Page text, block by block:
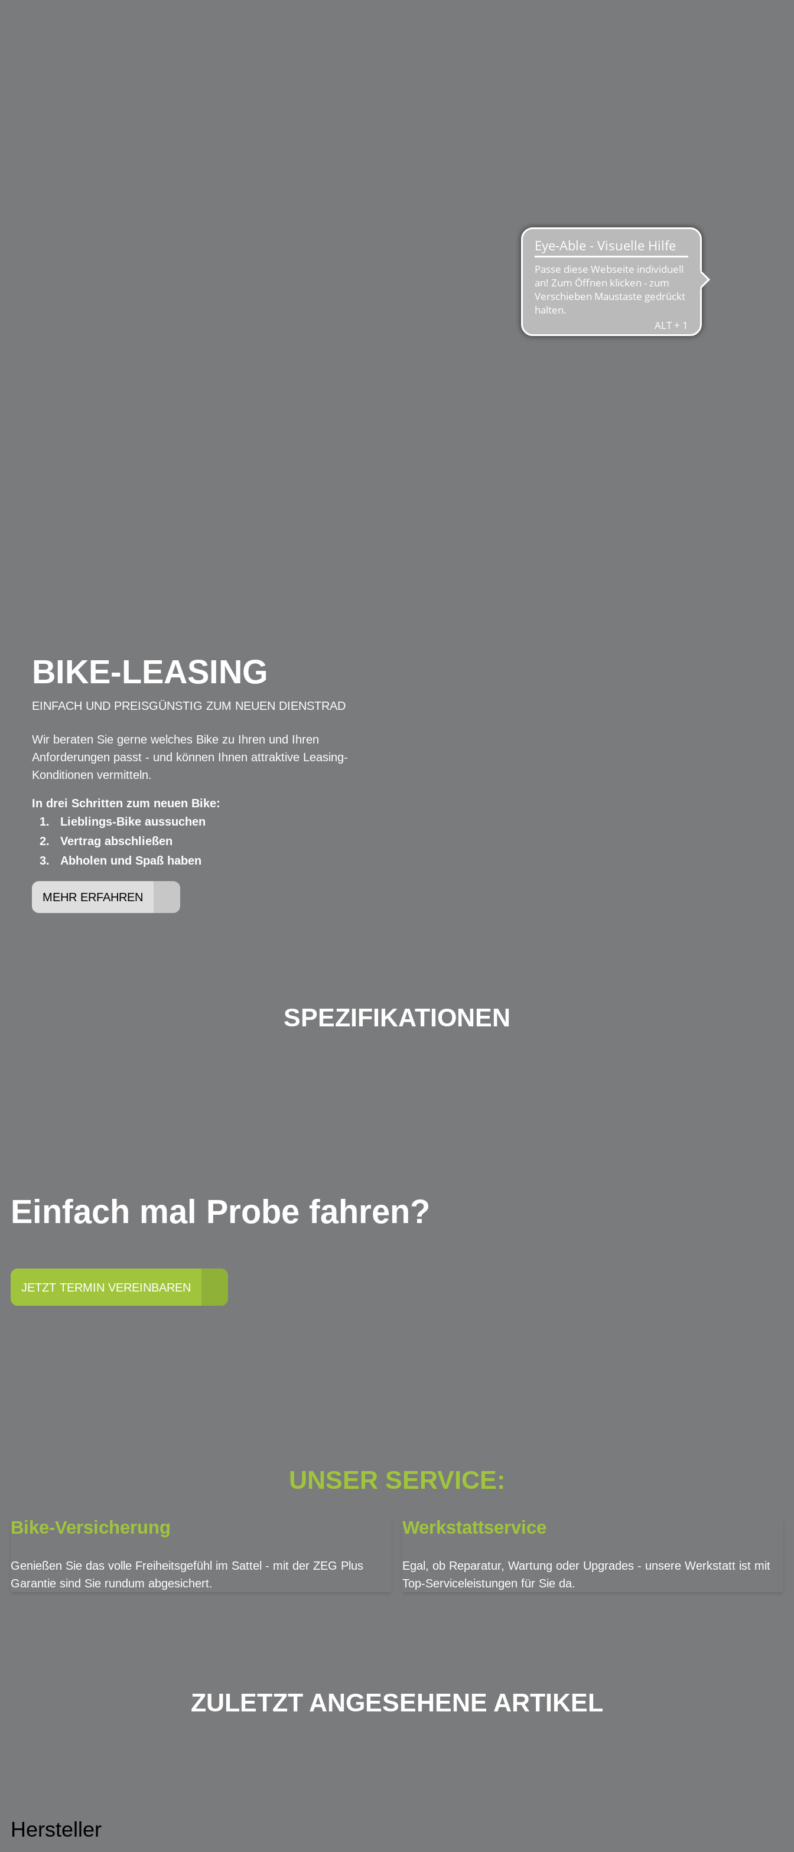
BIKE-LEASING
EINFACH UND PREISGÜNSTIG ZUM NEUEN DIENSTRAD
Wir beraten Sie gerne welches Bike zu Ihren und Ihren
Anforderungen passt - und können Ihnen attraktive Leasing-
Konditionen vermitteln.
In drei Schritten zum neuen Bike:
Lieblings-Bike aussuchen
Vertrag abschließen
Abholen und Spaß haben
MEHR ERFAHREN
SPEZIFIKATIONEN
Einfach mal Probe fahren?
JETZT TERMIN VEREINBAREN
UNSER SERVICE:
Bike-Versicherung
Genießen Sie das volle Freiheitsgefühl im Sattel - mit der ZEG Plus
Garantie sind Sie rundum abgesichert.
Werkstattservice
Egal, ob Reparatur, Wartung oder Upgrades - unsere Werkstatt ist mit
Top-Serviceleistungen für Sie da.
ZULETZT ANGESEHENE ARTIKEL
Hersteller